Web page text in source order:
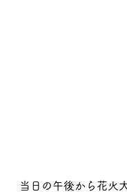
当日の午後から花火